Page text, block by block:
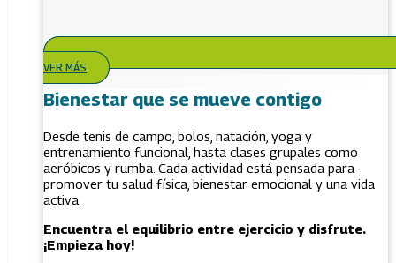
VER MÁS
Bienestar que se mueve contigo
Desde tenis de campo, bolos, natación, yoga y
entrenamiento funcional, hasta clases grupales como
aeróbicos y rumba. Cada actividad está pensada para
promover tu salud física, bienestar emocional y una vida
activa.
Encuentra el equilibrio entre ejercicio y disfrute.
¡Empieza hoy!